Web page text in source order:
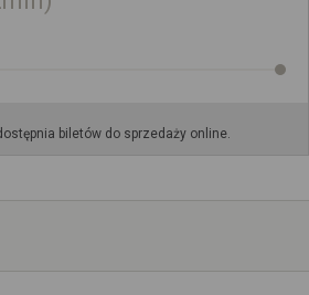
biletów do sprzedaży online.